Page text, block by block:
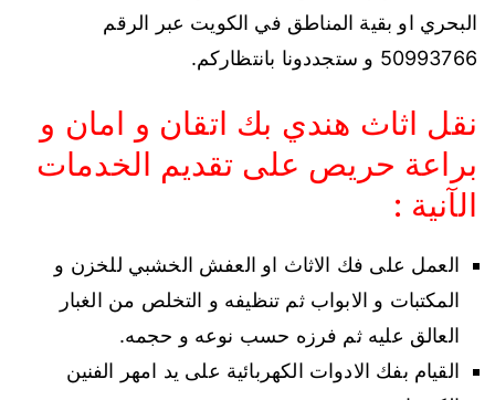
البحري او بقية المناطق في الكويت عبر الرقم
50993766 و ستجددونا بانتظاركم.
نقل اثاث هندي بك اتقان و امان و
براعة حريص على تقديم الخدمات
الآنية :
العمل على فك الاثاث او العفش الخشبي للخزن و
المكتبات و الابواب ثم تنظيفه و التخلص من الغبار
العالق عليه ثم فرزه حسب نوعه و حجمه.
القيام بفك الادوات الكهربائية على يد امهر الفنين